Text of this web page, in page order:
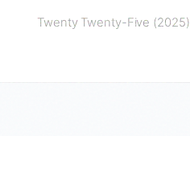
Twenty Twenty-Five (2025)